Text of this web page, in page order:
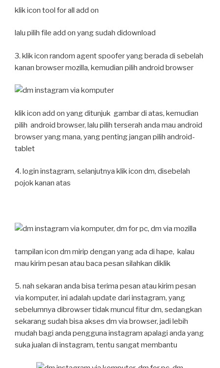
klik icon tool for all add on
lalu pilih file add on yang sudah didownload
3. klik icon random agent spoofer yang berada di sebelah
kanan browser mozilla, kemudian pilih android browser
klik icon add on yang ditunjuk gambar di atas, kemudian
pilih android browser, lalu pilih terserah anda mau android
browser yang mana, yang penting jangan pilih android-
tablet
4. login instagram, selanjutnya klik icon dm, disebelah
pojok kanan atas
tampilan icon dm mirip dengan yang ada di hape, kalau
mau kirim pesan atau baca pesan silahkan diklik
5. nah sekaran anda bisa terima pesan atau kirim pesan
via komputer, ini adalah update dari instagram, yang
sebelumnya dibrowser tidak muncul fitur dm, sedangkan
sekarang sudah bisa akses dm via browser, jadi lebih
mudah bagi anda pengguna instagram apalagi anda yang
suka jualan di instagram, tentu sangat membantu